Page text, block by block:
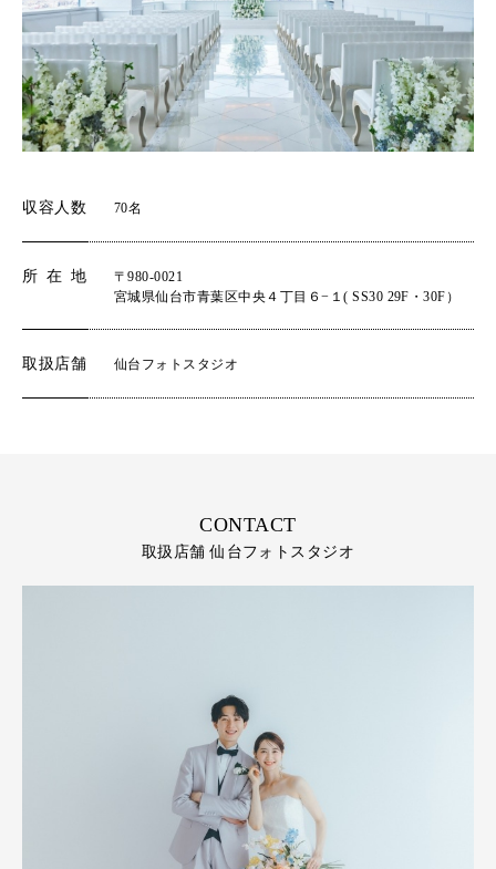
収容人数 70名
所在地
〒980-0021
宮城県仙台市青葉区中央４丁目６−１( SS30 29F・30F）
取扱店舗 仙台フォトスタジオ
CONTACT
取扱店舗 仙台フォトスタジオ